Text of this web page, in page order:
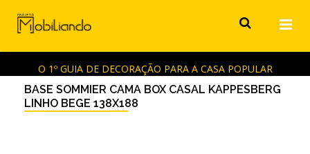
O 1º GUIA DE DECORAÇÃO PARA A CASA POPULAR
BASE SOMMIER CAMA BOX CASAL KAPPESBERG
LINHO BEGE 138X188